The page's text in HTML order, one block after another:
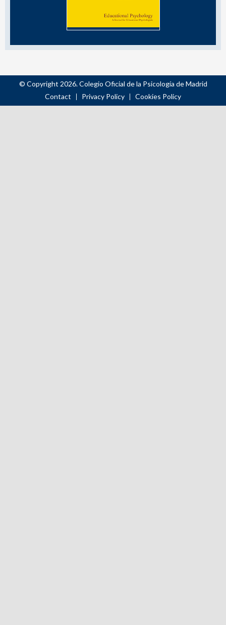
© Copyright 2026. Colegio Oficial de la Psicología de Madrid
Contact
Privacy Policy Cookies Policy